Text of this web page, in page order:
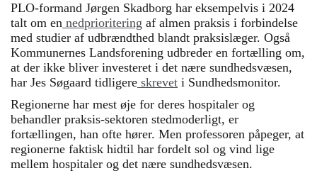
PLO-formand Jørgen Skadborg har eksempelvis i 2024
talt om en nedprioritering af almen praksis i forbindelse
med studier af udbrændthed blandt praksislæger. Også
Kommunernes Landsforening udbreder en fortælling om,
at der ikke bliver investeret i det nære sundhedsvæsen,
har Jes Søgaard tidligere skrevet i Sundhedsmonitor.
Regionerne har mest øje for deres hospitaler og
behandler praksis-sektoren stedmoderligt, er
fortællingen, han ofte hører. Men professoren påpeger, at
regionerne faktisk hidtil har fordelt sol og vind lige
mellem hospitaler og det nære sundhedsvæsen.